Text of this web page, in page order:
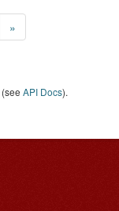
»
(see API Docs).